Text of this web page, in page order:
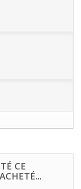
CE